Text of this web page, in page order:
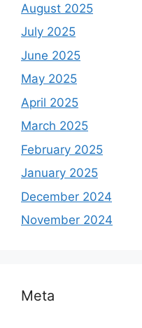
August 2025
July 2025
June 2025
May 2025
April 2025
March 2025
February 2025
January 2025
December 2024
November 2024
Meta